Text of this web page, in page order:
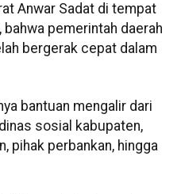
Anwar Sadat di tempat
pemerintah daerah
bergerak cepat dalam
bantuan mengalir dari
sosial kabupaten,
pihak perbankan, hingga